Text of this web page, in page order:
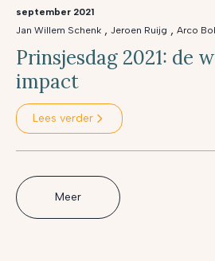
september 2021
Jan Willem Schenk , Jeroen Ruijg , Arco
Prinsjesdag 2021: de
impact
Lees verder
Meer